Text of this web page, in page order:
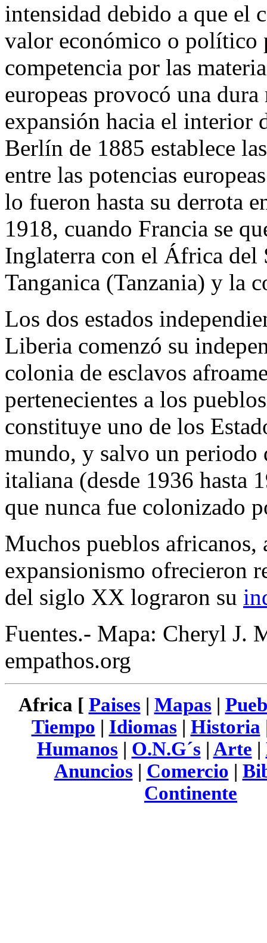
intensidad debido a que el
valor económico o político
competencia por las
europeas provocó una
expansión hacia el interior
Berlín de 1885 establece
entre las potencias
lo fueron hasta su derrota
1918, cuando Francia se
Inglaterra con el África del
Tanganica (Tanzania) y la
Los dos estados
Liberia comenzó su
colonia de esclavos
pertenecientes a los
constituye uno de los
mundo, y salvo un periodo
italiana (desde 1936 hasta
que nunca fue colonizado
Muchos pueblos africanos,
expansionismo ofrecieron
del siglo XX lograron su
Fuentes.- Mapa: Cheryl J.
empathos.org
Africa [ Paises | Mapas |
Tiempo | Idiomas | Historia
Humanos | O.N.G´s | Arte |
Anuncios | Comercio |
Continente